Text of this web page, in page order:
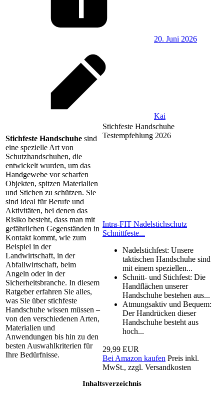
20. Juni 2026
Kai
Stichfeste Handschuhe sind
eine spezielle Art von
Schutzhandschuhen, die
entwickelt wurden, um das
Handgewebe vor scharfen
Objekten, spitzen Materialien
und Stichen zu schützen. Sie
sind ideal für Berufe und
Aktivitäten, bei denen das
Risiko besteht, dass man mit
gefährlichen Gegenständen in
Kontakt kommt, wie zum
Beispiel in der
Landwirtschaft, in der
Abfallwirtschaft, beim
Angeln oder in der
Sicherheitsbranche. In diesem
Ratgeber erfahren Sie alles,
was Sie über stichfeste
Handschuhe wissen müssen –
von den verschiedenen Arten,
Materialien und
Anwendungen bis hin zu den
besten Auswahlkriterien für
Ihre Bedürfnisse.
Stichfeste Handschuhe
Testempfehlung 2026
Intra-FIT Nadelstichschutz
Schnittfeste...
Nadelstichfest: Unsere
taktischen Handschuhe sind
mit einem speziellen...
Schnitt- und Stichfest: Die
Handflächen unserer
Handschuhe bestehen aus...
Atmungsaktiv und Bequem:
Der Handrücken dieser
Handschuhe besteht aus
hoch...
29,99 EUR
Bei Amazon kaufen Preis inkl.
MwSt., zzgl. Versandkosten
Inhaltsverzeichnis